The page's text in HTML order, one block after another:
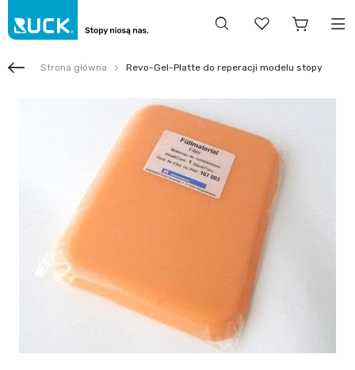
Strona główna Revo-Gel-Platte do reperacji modelu stopy